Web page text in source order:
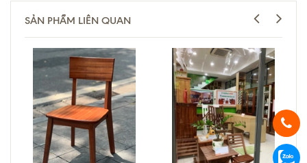
SẢN PHẨM LIÊN QUAN